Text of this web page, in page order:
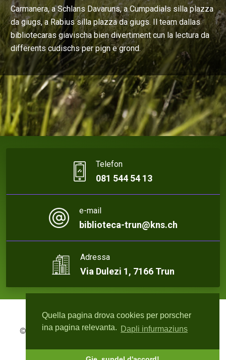
Quella pagina drova cookies per porscher
ina pagina relevanta. Dapli infurmaziuns
Carmanera, a Schlans Davaruns, a Cumpadials silla plazza
da giugs, a Rabius silla plazza da giugs. Il team dallas
bibliotecaras giavischa bien divertiment cun la lectura da
differents cudischs per pign e grond.
Telefon
081 544 54 13
e-mail
biblioteca-trun@kns.ch
Adressa
Via Dulezi 1, 7166 Trun
© 2026 Biblioteca Trun | Webdesign:rute4.ch - Roger